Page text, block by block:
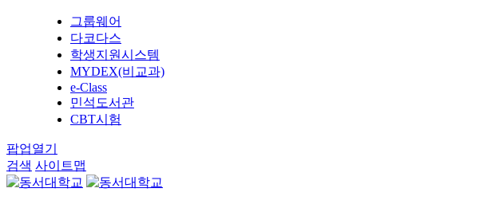
그룹웨어
다코다스
학생지원시스템
MYDEX(비교과)
e-Class
민석도서관
CBT시험
팝업열기
검색 사이트맵